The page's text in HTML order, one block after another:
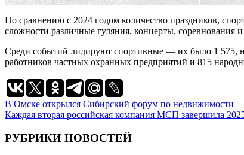
По сравнению с 2024 годом количество праздников,
сложности различные гуляния, концерты,
Среди событий лидируют спортивные — их было 1 575,
работников частных охранных предприятий и 815
Навигация
по
записям
В Омске открылся Сибирский форум по недвижимости
Каждая вторая российская компания МСП завершила
РУБРИКИ НОВОСТЕЙ